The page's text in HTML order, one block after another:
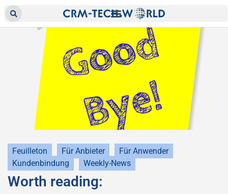
Feuilleton Für Anbieter
Für Anwender
Kundenbindung
Weekly-News
Worth reading: